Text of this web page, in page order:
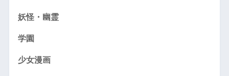
妖怪・幽霊
学園
少女漫画